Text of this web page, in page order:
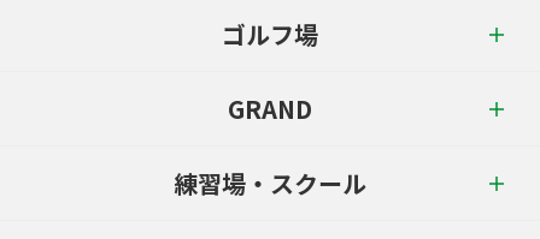
ゴルフ場
GRAND
練習場・スクール